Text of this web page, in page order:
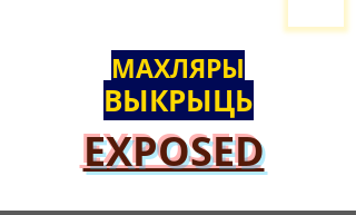
МАХЛЯРЫ
ВЫКРЫЦЬ
EXPOSED